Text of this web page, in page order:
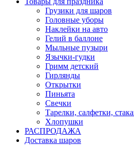
Грузики для шаров
Головные уборы
Наклейки на авто
Гелий в баллоне
Мыльные пузыри
Язычки-гудки
Гримм детский
Гирлянды
Открытки
Пиньята
Свечки
Тарелки, салфетки,
Хлопушки
РАСПРОДАЖА
Доставка шаров